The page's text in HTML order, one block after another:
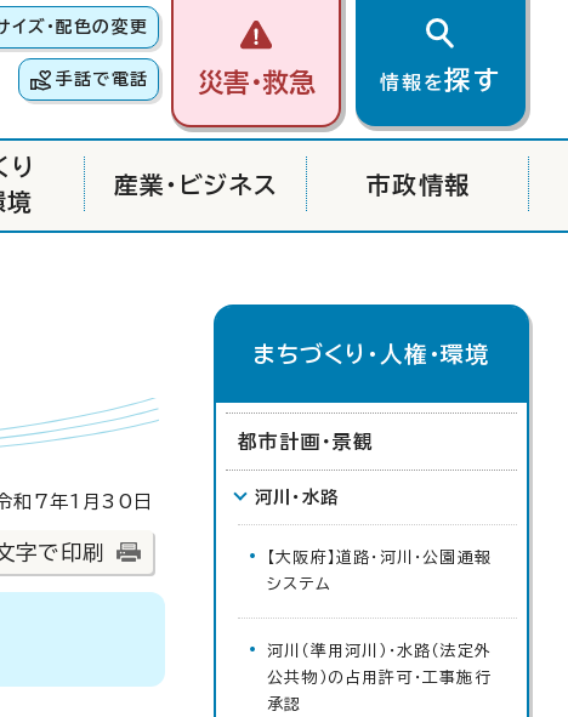
イズ・配色の変更
手話で電話 災害・救急 情報を探す
り
境
産業・ビジネス 市政情報
和7年1月30日
字で印刷
まちづくり・人権・環境
都市計画・景観
河川・水路
【大阪府】道路・河川・公園通報
システム
河川（準用河川）・水路（法定外
公共物）の占用許可・工事施行
承認